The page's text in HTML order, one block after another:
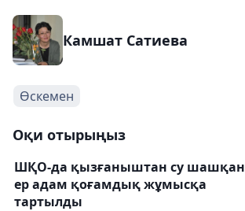
Камшат Сатиева
Өскемен
Оқи отырыңыз
ШҚО-да қызғаныштан су шашқан
ер адам қоғамдық жұмысқа
тартылды